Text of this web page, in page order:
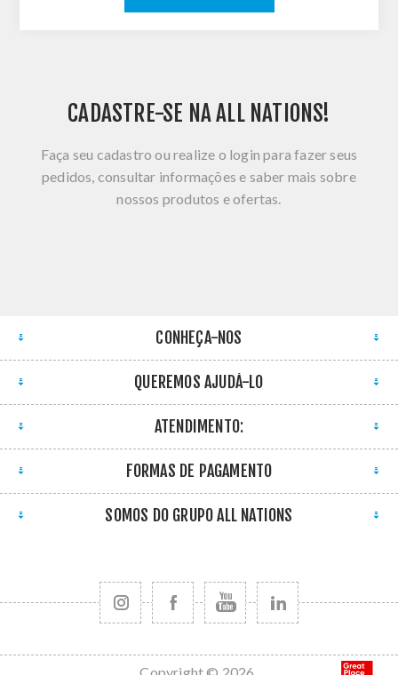
CADASTRE-SE NA ALL NATIONS!
Faça seu cadastro ou realize o login para fazer seus
pedidos, consultar informações e saber mais sobre
nossos produtos e ofertas.
CONHEÇA-NOS
QUEREMOS AJUDÁ-LO
ATENDIMENTO:
FORMAS DE PAGAMENTO
SOMOS DO GRUPO ALL NATIONS